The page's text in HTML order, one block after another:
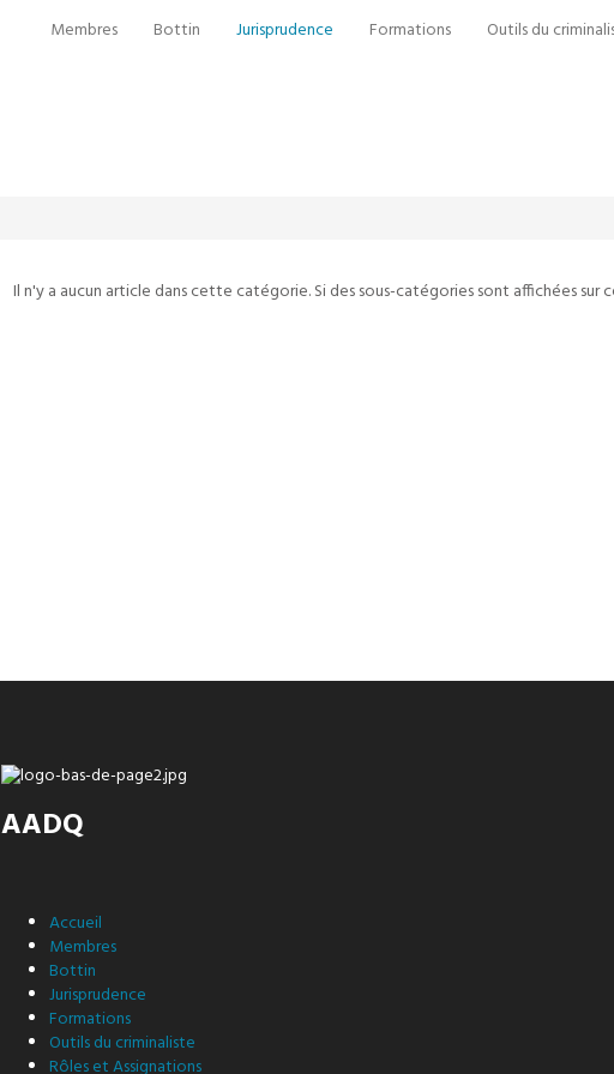
Membres Bottin Jurisprudence Formations Outils du
Il n'y a aucun article dans cette catégorie. Si des sous-catégories sont affichées
AADQ
Accueil
Membres
Bottin
Jurisprudence
Formations
Outils du criminaliste
Rôles et Assignations